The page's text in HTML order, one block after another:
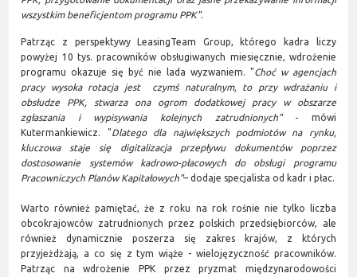
wszystkim beneficjentom programu PPK".
Patrząc z perspektywy LeasingTeam Group, którego kadra liczy
powyżej 10 tys. pracowników obsługiwanych miesięcznie, wdrożenie
programu okazuje się być nie lada wyzwaniem. "Choć w agencjach
pracy wysoka rotacja jest czymś naturalnym, to przy wdrażaniu i
obsłudze PPK, stwarza ona ogrom dodatkowej pracy w obszarze
zgłaszania i wypisywania kolejnych zatrudnionych" - mówi
Kutermankiewicz. "Dlatego dla największych podmiotów na rynku,
kluczowa staje się digitalizacja przepływu dokumentów poprzez
dostosowanie systemów kadrowo-płacowych do obsługi programu
Pracowniczych Planów Kapitałowych"– dodaje specjalista od kadr i płac.
Warto również pamiętać, że z roku na rok rośnie nie tylko liczba
obcokrajowców zatrudnionych przez polskich przedsiębiorców, ale
również dynamicznie poszerza się zakres krajów, z których
przyjeżdżają, a co się z tym wiąże - wielojęzyczność pracowników.
Patrząc na wdrożenie PPK przez pryzmat międzynarodowości